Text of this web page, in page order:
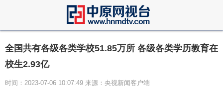
全国共有各级各类学校51.85万所 各级各类学历教育在
校生2.93亿
时间：2023-07-06 10:07:49 来源：央视新闻客户端